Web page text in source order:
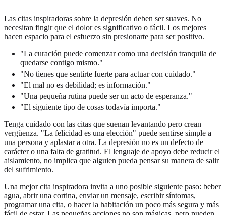
Las citas inspiradoras sobre la depresión deben ser suaves. No
necesitan fingir que el dolor es significativo o fácil. Los mejores
hacen espacio para el esfuerzo sin presionarte para ser positivo.
"La curación puede comenzar como una decisión tranquila de
quedarse contigo mismo."
"No tienes que sentirte fuerte para actuar con cuidado."
"El mal no es debilidad; es información."
"Una pequeña rutina puede ser un acto de esperanza."
"El siguiente tipo de cosas todavía importa."
Tenga cuidado con las citas que suenan levantando pero crean
vergüenza. "La felicidad es una elección" puede sentirse simple a
una persona y aplastar a otra. La depresión no es un defecto de
carácter o una falta de gratitud. El lenguaje de apoyo debe reducir el
aislamiento, no implica que alguien pueda pensar su manera de salir
del sufrimiento.
Una mejor cita inspiradora invita a uno posible siguiente paso: beber
agua, abrir una cortina, enviar un mensaje, escribir síntomas,
programar una cita, o hacer la habitación un poco más segura y más